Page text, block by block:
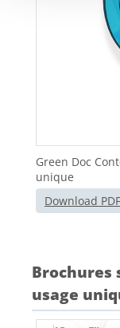
Green Doc
unique
Download PDF
Brochures
usage